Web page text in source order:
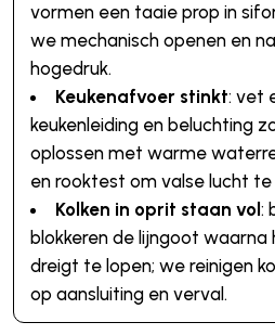
vormen een taaie prop in
we mechanisch openen en
hogedruk.
Keukenafvoer stinkt: vet
keukenleiding en beluchting
oplossen met warme
en rooktest om valse lucht te
Kolken in oprit staan vol :
blokkeren de lijngoot
dreigt te lopen; we reinigen
op aansluiting en verval.